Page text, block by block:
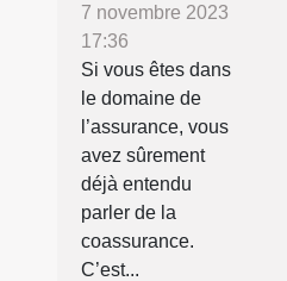
7 novembre 2023
17:36
Si vous êtes dans
le domaine de
l’assurance, vous
avez sûrement
déjà entendu
parler de la
coassurance.
C’est...